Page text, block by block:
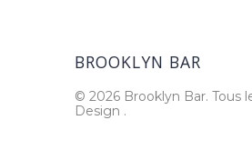
BROOKLYN BAR
© 2026 Brooklyn Bar. Tous
Design .